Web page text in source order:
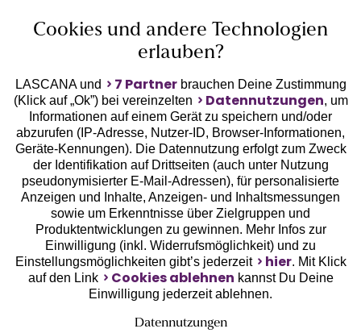
Geprüfte Sicherheit
Unsere Apps
Cookies und andere Technologien
erlauben?
LASCANA und 7 Partnerbrauchen Deine Zustimmung
(Klick auf „Ok”) bei vereinzelten
Datennutzungen, um
Informationen auf einem Gerät zu speichern und/oder
abzurufen (IP-Adresse, Nutzer-ID, Browser-Informationen,
Geräte-Kennungen). Die Datennutzung erfolgt zum Zweck
der Identifikation auf Drittseiten (auch unter Nutzung
pseudonymisierter E-Mail-Adressen), für personalisierte
Anzeigen und Inhalte, Anzeigen- und Inhaltsmessungen
sowie um Erkenntnisse über Zielgruppen und
Produktentwicklungen zu gewinnen. Mehr Infos zur
Einwilligung (inkl. Widerrufsmöglichkeit) und zu
Einstellungsmöglichkeiten gibt’s jederzeit
hier. Mit Klick
auf den Link
Cookies ablehnen kannst Du Deine
Einwilligung jederzeit ablehnen.
Datennutzungen